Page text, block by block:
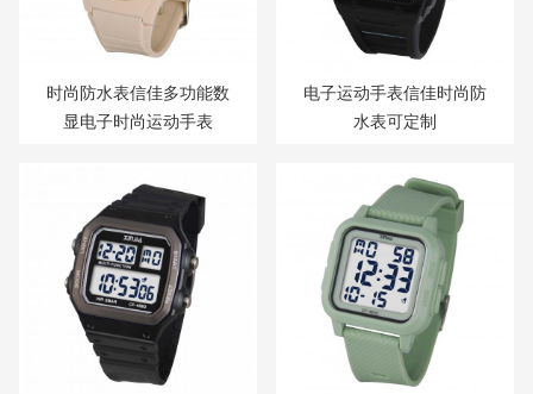
时尚防水表信佳多功能数
显电子时尚运动手表
电子运动手表信佳时尚防
水表可定制